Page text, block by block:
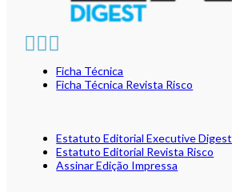
Ficha Técnica
Ficha Técnica Revista Risco
Estatuto Editorial Executive Digest
Estatuto Editorial Revista Risco
Assinar Edição Impressa